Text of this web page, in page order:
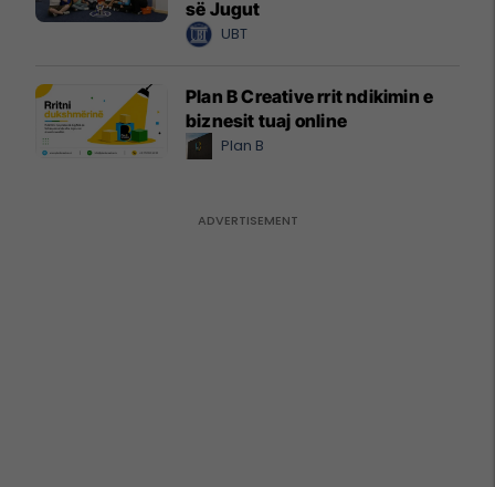
së Jugut
UBT
Plan B Creative rrit ndikimin e
biznesit tuaj online
Plan B